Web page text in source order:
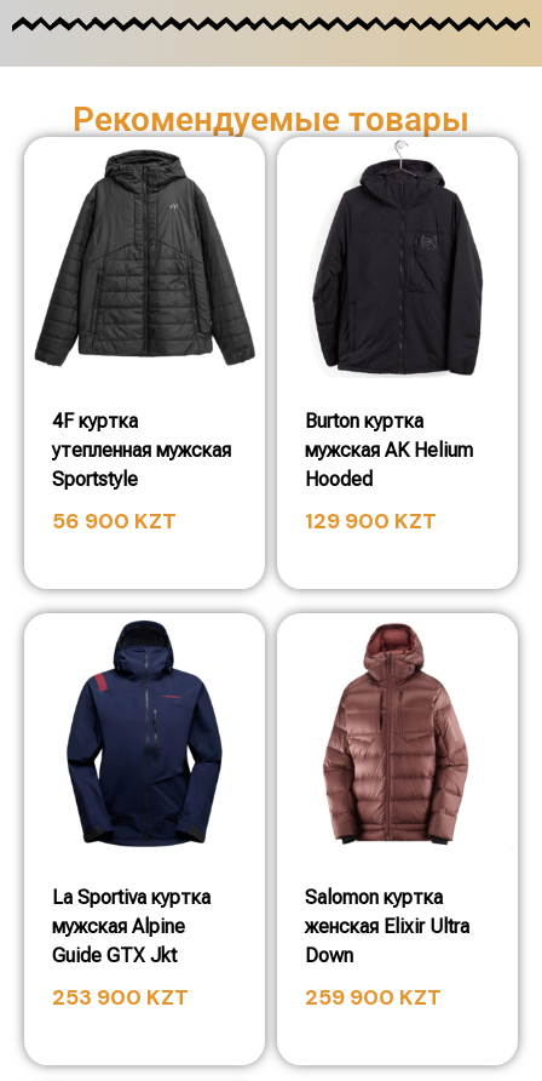
Рекомендуемые товары
4F куртка
утепленная мужская
Sportstyle
56 900 KZT
Burton куртка
мужская AK Helium
Hooded
129 900 KZT
La Sportiva куртка
мужская Alpine
Guide GTX Jkt
253 900 KZT
Salomon куртка
женская Elixir Ultra
Down
259 900 KZT